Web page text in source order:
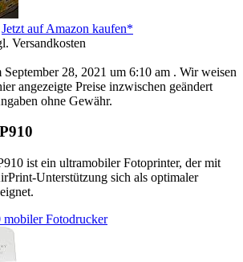
Jetzt auf Amazon kaufen*
Versandkosten
28, 2021 um 6:10 am . Wir weisen
angezeigte Preise inzwischen geändert
ohne Gewähr.
ist ein ultramobiler Fotoprinter, der mit
Unterstützung sich als optimaler
mobiler Fotodrucker